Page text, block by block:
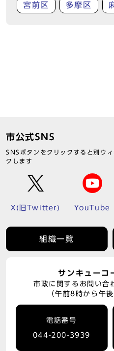
宮前区 多摩区
市公式SNS
SNSボタンをクリックすると別ウ
クします
X(旧Twitter) YouTube
組織一覧
サンキューコ
市政に関するお問い合
（午前8時から午
電話番号
044-200-3939